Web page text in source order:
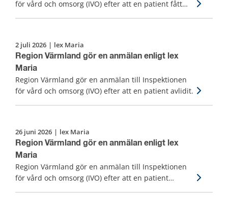
för vård och omsorg (IVO) efter att en patient fått
2 juli 2026 | lex Maria
Region Värmland gör en anmälan enligt lex
Maria
Region Värmland gör en anmälan till Inspektionen
för vård och omsorg (IVO) efter att en patient avlidit.
26 juni 2026 | lex Maria
Region Värmland gör en anmälan enligt lex
Maria
Region Värmland gör en anmälan till Inspektionen
för vård och omsorg (IVO) efter att en patient